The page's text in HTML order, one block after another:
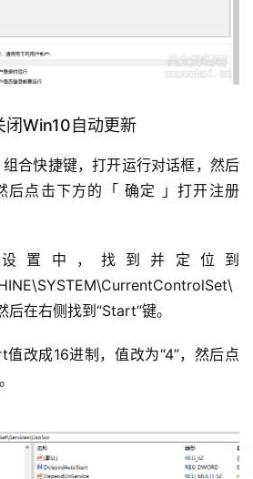
闭Win10自动更新
合快捷键，打开运行对话框，然后
后点击下方的「 确定 」打开注册
置中，找到并定位到
在右侧找到“Start”键。
改成16进制，值改为“4”，然后点